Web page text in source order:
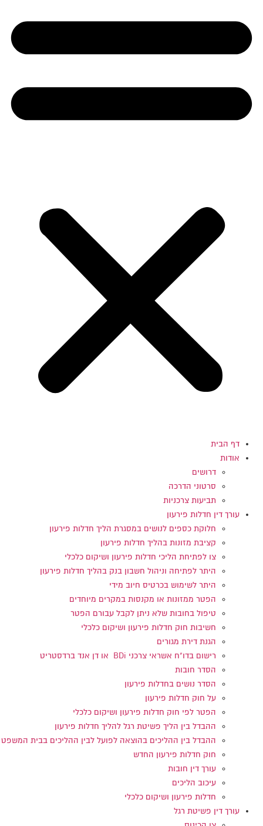
דף הבית
אודות
דרושים
סרטוני הדרכה
תביעות צרכניות
עורך דין חדלות פירעון
חלוקת כספים לנושים במסגרת הליך חדלות פירעון
קציבת מזונות בהליך חדלות פירעון
צו לפתיחת הליכי חדלות פירעון ושיקום כלכלי
היתר לפתיחה וניהול חשבון בנק בהליך חדלות פירעון
היתר לשימוש בכרטיס חיוב מידי
הפטר ממזונות או מקנסות במקרים מיוחדים
טיפול בחובות שלא ניתן לקבל עבורם הפטר
חשיבות חוק חדלות פירעון ושיקום כלכלי
הגנת דירת מגורים
רישום בדו"ח אשראי צרכני BDi או דן אנד ברדסטריט
הסדר חובות
הסדר נושים בחדלות פירעון
על חוק חדלות פירעון
הפטר לפי חוק חדלות פירעון ושיקום כלכלי
ההבדל בין הליך פשיטת רגל להליך חדלות פירעון
ההבדל בין ההליכים בהוצאה לפועל לבין ההליכים בבית המשפט
חוק חדלות פירעון החדש
עורך דין חובות
עיכוב הליכים
חדלות פירעון ושיקום כלכלי
עורך דין פשיטת רגל